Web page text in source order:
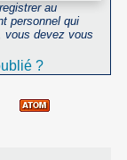
au
personnel qui
vous devez vous
?